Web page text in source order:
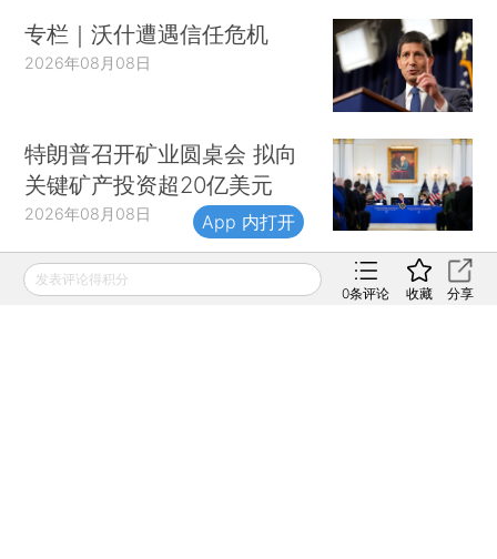
专栏｜沃什遭遇信任危机
2026年08月08日
特朗普召开矿业圆桌会 拟向
关键矿产投资超20亿美元
2026年08月08日
贵州山脚树矿难致16人死亡近
三年 矿长涉罪被罢免全国人
发表评论得积分
0条评论 收藏 分享
App 内打开